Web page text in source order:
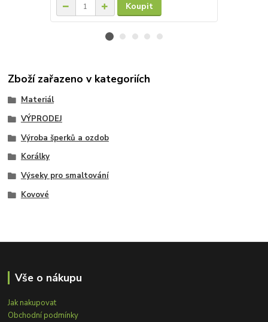
Koupit
Zboží zařazeno v kategoriích
Materiál
VÝPRODEJ
Výroba šperků a ozdob
Korálky
Výseky pro smaltování
Kovové
Vše o nákupu
Jak nakupovat
Obchodní podmínky